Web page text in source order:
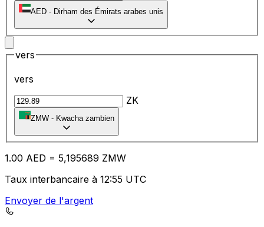
AED - Dirham des Émirats arabes unis
vers
vers
ZK
ZMW - Kwacha zambien
1.00 AED = 5,195689 ZMW
Taux interbancaire à 12:55 UTC
Envoyer de l'argent